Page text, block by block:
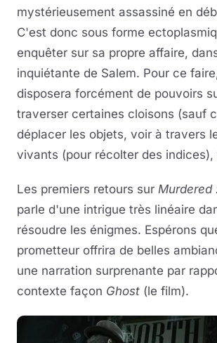
mystérieusement assassiné en
C'est donc sous forme
enquêter sur sa propre affaire,
inquiétante de Salem. Pour ce
disposera forcément de pouvoirs
traverser certaines cloisons (sauf
déplacer les objets, voir à travers
vivants (pour récolter des
Les premiers retours sur Murdered
parle d'une intrigue très linéaire
résoudre les énigmes. Espérons
prometteur offrira de belles
une narration surprenante par
contexte façon Ghost (le film).